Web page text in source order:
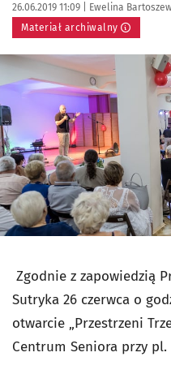
Data publikacji:
26.06.2019 11:09 | Autor:
Ewelina
Materiał archiwalny
Kliknij, aby powiększyć
Zgodnie z zapowiedzią
Sutryka 26 czerwca o
otwarcie „Przestrzeni
Centrum Seniora przy